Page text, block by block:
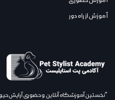
"نخستین آموزشگاه آنلاین,و حضوری آرایش
آموزش از راه دور